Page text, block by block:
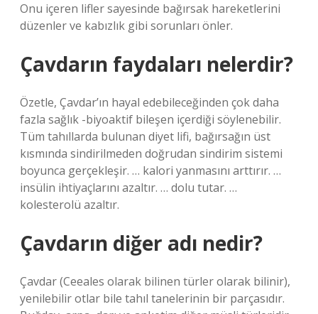
Onu içeren lifler sayesinde bağırsak hareketlerini
düzenler ve kabızlık gibi sorunları önler.
Çavdarın faydaları nelerdir?
Özetle, Çavdar’ın hayal edebileceğinden çok daha
fazla sağlık -biyoaktif bileşen içerdiği söylenebilir.
Tüm tahıllarda bulunan diyet lifi, bağırsağın üst
kısmında sindirilmeden doğrudan sindirim sistemi
boyunca gerçekleşir. … kalori yanmasını arttırır. …
insülin ihtiyaçlarını azaltır. … dolu tutar. …
kolesterolü azaltır.
Çavdarın diğer adı nedir?
Çavdar (Ceeales olarak bilinen türler olarak bilinir),
yenilebilir otlar bile tahıl tanelerinin bir parçasıdır.